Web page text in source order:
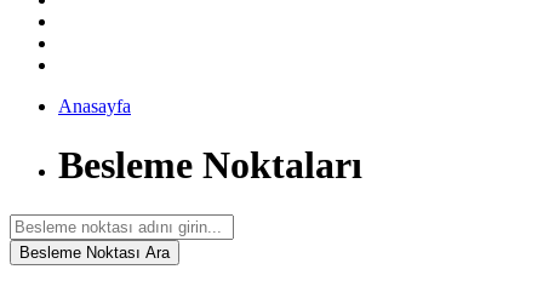
Anasayfa
Besleme Noktaları